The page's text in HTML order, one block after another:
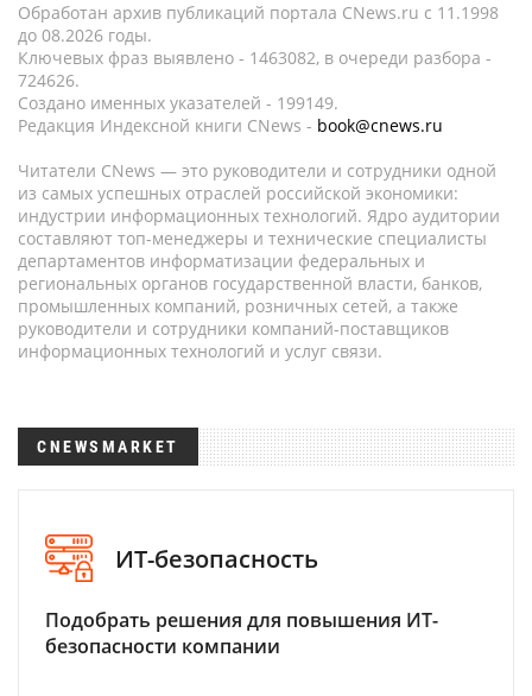
Обработан архив публикаций портала CNews.ru c 11.1998
до 08.2026 годы.
Ключевых фраз выявлено - 1463082, в очереди разбора -
724626.
Создано именных указателей - 199149.
Редакция Индексной книги CNews - book@cnews.ru
Читатели CNews — это руководители и сотрудники одной
из самых успешных отраслей российской экономики:
индустрии информационных технологий. Ядро аудитории
составляют топ-менеджеры и технические специалисты
департаментов информатизации федеральных и
региональных органов государственной власти, банков,
промышленных компаний, розничных сетей, а также
руководители и сотрудники компаний-поставщиков
информационных технологий и услуг связи.
CNEWSMARKET
ИТ-безопасность
Подобрать решения для повышения ИТ-
безопасности компании